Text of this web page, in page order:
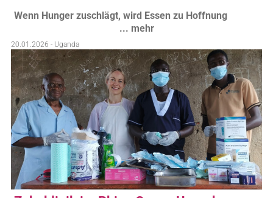
Wenn Hunger zuschlägt, wird Essen zu Hoffnung
... mehr
20.01.2026 - Uganda